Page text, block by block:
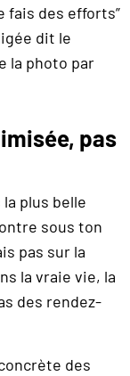
fais des efforts”
dit le
la photo par
pas
plus belle
sous ton
pas sur la
la vraie vie, la
des rendez-
des